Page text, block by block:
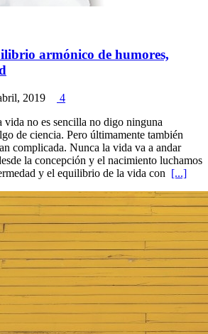
armónico de humores,
2019
4
vida no es sencilla no digo ninguna
de ciencia. Pero últimamente también
complicada. Nunca la vida va a andar
la concepción y el nacimiento luchamos
y el equilibrio de la vida con [...]